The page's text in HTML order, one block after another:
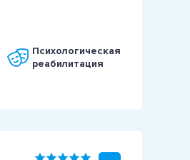
Психологическая
реабилитация